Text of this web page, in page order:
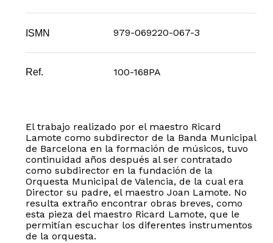
ISMN 979-069220-067-3
Ref. 100-168PA
El trabajo realizado por el maestro Ricard
Lamote como subdirector de la Banda Municipal
de Barcelona en la formación de músicos, tuvo
continuidad años después al ser contratado
como subdirector en la fundación de la
Orquesta Municipal de Valencia, de la cual era
Director su padre, el maestro Joan Lamote. No
resulta extraño encontrar obras breves, como
esta pieza del maestro Ricard Lamote, que le
permitían escuchar los diferentes instrumentos
de la orquesta.